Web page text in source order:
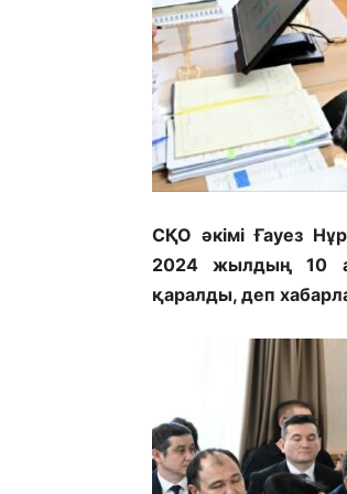
СҚО әкімі Ғауез
2024 жылдың 10
қаралды, деп